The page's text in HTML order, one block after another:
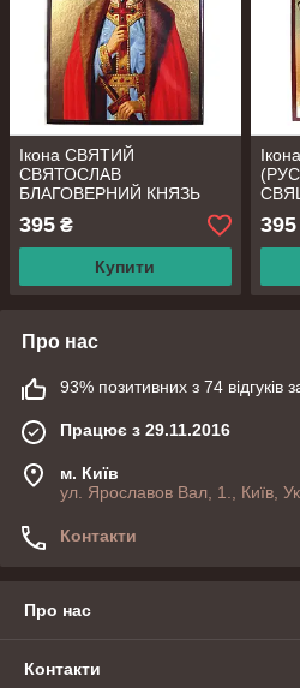
Ікона СВЯТИЙ
СВЯТОСЛАВ
БЛАГОВЕРНИЙ КНЯЗЬ
395 ₴
Купити
395
Про нас
93% позитивних з 74 відгуків
Працює з 29.11.2016
м. Київ
ул. Ярославов Вал, 1., Київ,
Контакти
Про нас
Контакти